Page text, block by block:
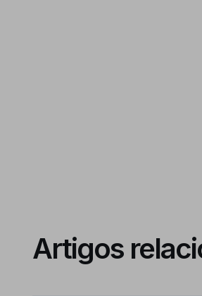
Artigos